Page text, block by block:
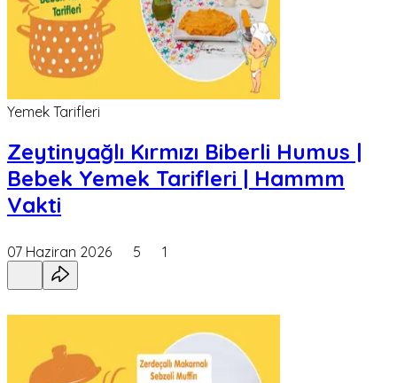
Yemek Tarifleri
Zeytinyağlı Kırmızı Biberli Humus |
Bebek Yemek Tarifleri | Hammm
Vakti
07 Haziran 2026 5 1